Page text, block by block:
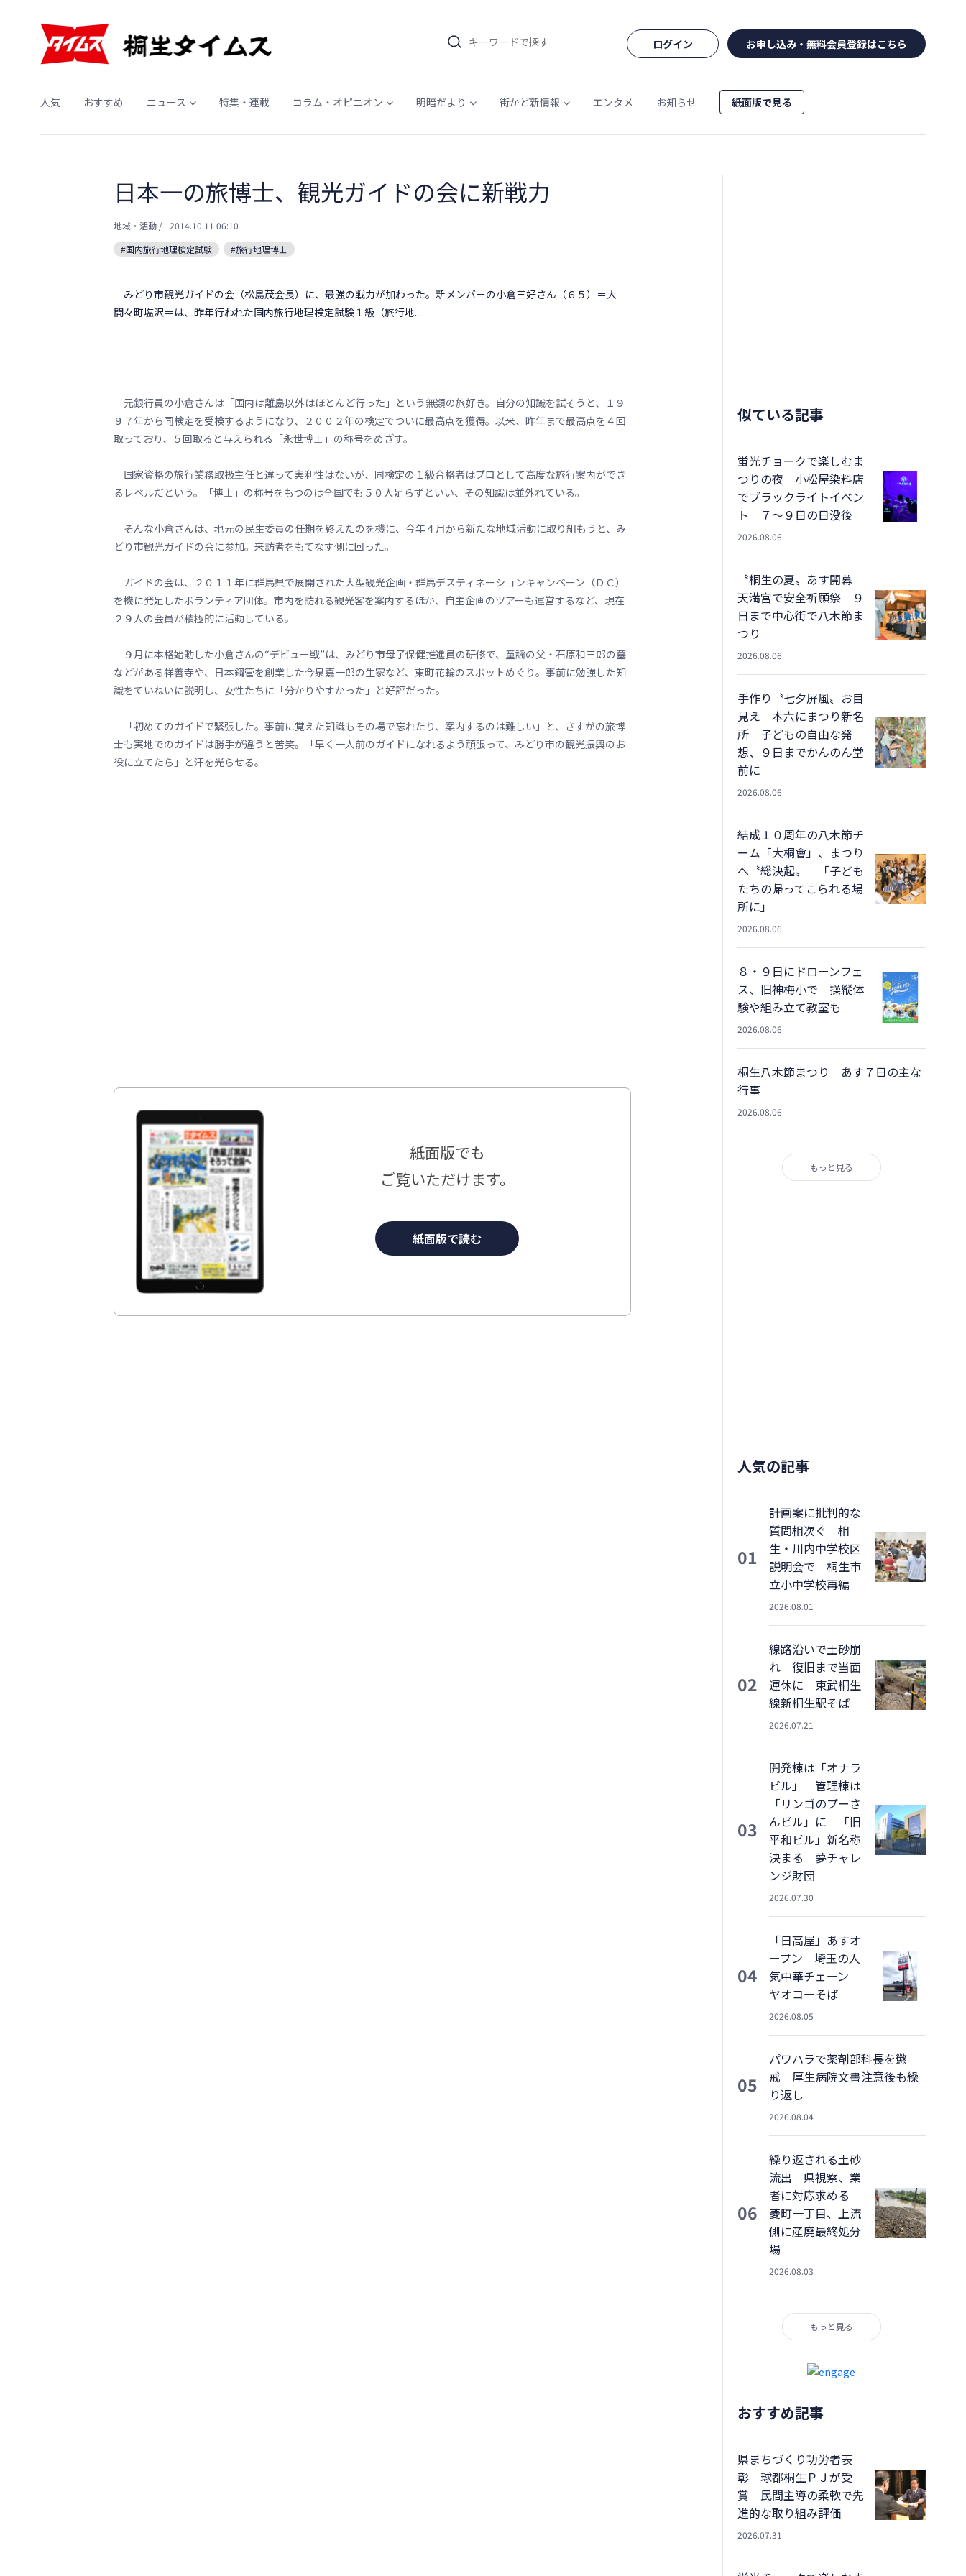
ログイン お申し込み・無料会員登録はこちら
人気 おすすめ ニュース 特集・連載 コラム・オピニオン 明暗だより 街かど新情報 エンタメ お知らせ 紙面版で見る
日本一の旅博士、観光ガイドの会に新戦力
地域・活動 /
2014.10.11 06:10
#国内旅行地理検定試験
#旅行地理博士
みどり市観光ガイドの会（松島茂会長）に、最強の戦力が加わった。新メンバーの小倉三好さん（６５）＝大
間々町塩沢＝は、昨年行われた国内旅行地理検定試験１級（旅行地...
元銀行員の小倉さんは「国内は離島以外はほとんど行った」という無類の旅好き。自分の知識を試そうと、１９
９７年から同検定を受検するようになり、２００２年の検定でついに最高点を獲得。以来、昨年まで最高点を４回
取っており、５回取ると与えられる「永世博士」の称号をめざす。
国家資格の旅行業務取扱主任と違って実利性はないが、同検定の１級合格者はプロとして高度な旅行案内ができ
るレベルだという。「博士」の称号をもつのは全国でも５０人足らずといい、その知識は並外れている。
そんな小倉さんは、地元の民生委員の任期を終えたのを機に、今年４月から新たな地域活動に取り組もうと、み
どり市観光ガイドの会に参加。来訪者をもてなす側に回った。
ガイドの会は、２０１１年に群馬県で展開された大型観光企画・群馬デスティネーションキャンペーン（ＤＣ）
を機に発足したボランティア団体。市内を訪れる観光客を案内するほか、自主企画のツアーも運営するなど、現在
２９人の会員が積極的に活動している。
９月に本格始動した小倉さんの“デビュー戦”は、みどり市母子保健推進員の研修で、童謡の父・石原和三郎の墓
などがある祥善寺や、日本鋼管を創業した今泉嘉一郎の生家など、東町花輪のスポットめぐり。事前に勉強した知
識をていねいに説明し、女性たちに「分かりやすかった」と好評だった。
「初めてのガイドで緊張した。事前に覚えた知識もその場で忘れたり、案内するのは難しい」と、さすがの旅博
士も実地でのガイドは勝手が違うと苦笑。「早く一人前のガイドになれるよう頑張って、みどり市の観光振興のお
役に立てたら」と汗を光らせる。
紙面版でも
ご覧いただけます。
紙面版で読む
似ている記事
蛍光チョークで楽しむま
つりの夜 小松屋染料店
でブラックライトイベン
ト ７～９日の日没後
2026.08.06
〝桐生の夏〟あす開幕
天満宮で安全祈願祭 ９
日まで中心街で八木節ま
つり
2026.08.06
手作り〝七夕屏風〟お目
見え 本六にまつり新名
所 子どもの自由な発
想、９日までかんのん堂
前に
2026.08.06
結成１０周年の八木節チ
ーム「大桐會」、まつり
へ〝総決起〟 「子ども
たちの帰ってこられる場
所に」
2026.08.06
８・９日にドローンフェ
ス、旧神梅小で 操縦体
験や組み立て教室も
2026.08.06
桐生八木節まつり あす７日の主な
行事
2026.08.06
もっと見る
人気の記事
01
計画案に批判的な
質問相次ぐ 相
生・川内中学校区
説明会で 桐生市
立小中学校再編
2026.08.01
02
線路沿いで土砂崩
れ 復旧まで当面
運休に 東武桐生
線新桐生駅そば
2026.07.21
03
開発棟は「オナラ
ビル」 管理棟は
「リンゴのプーさ
んビル」に 「旧
平和ビル」新名称
決まる 夢チャレ
ンジ財団
2026.07.30
04
「日高屋」あすオ
ープン 埼玉の人
気中華チェーン
ヤオコーそば
2026.08.05
05
パワハラで薬剤部科長を懲
戒 厚生病院文書注意後も繰
り返し
2026.08.04
06
繰り返される土砂
流出 県視察、業
者に対応求める
菱町一丁目、上流
側に産廃最終処分
場
2026.08.03
もっと見る
おすすめ記事
県まちづくり功労者表
彰 球都桐生ＰＪが受
賞 民間主導の柔軟で先
進的な取り組み評価
2026.07.31